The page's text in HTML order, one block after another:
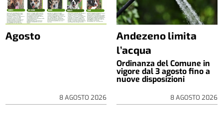
Agosto
8 AGOSTO 2026
Andezeno limita
l’acqua
Ordinanza del Comune in
vigore dal 3 agosto fino a
nuove disposizioni
8 AGOSTO 2026